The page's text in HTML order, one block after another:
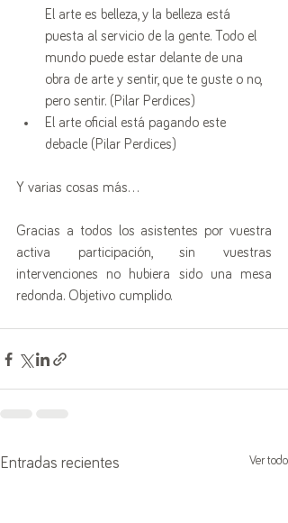
El arte es belleza, y la belleza está
puesta al servicio de la gente. Todo el
mundo puede estar delante de una
obra de arte y sentir, que te guste o no,
pero sentir. (Pilar Perdices)
El arte oficial está pagando este
debacle (Pilar Perdices)
Y varias cosas más…
Gracias a todos los asistentes por vuestra
activa participación, sin vuestras
intervenciones no hubiera sido una mesa
redonda. Objetivo cumplido.
Entradas recientes Ver todo